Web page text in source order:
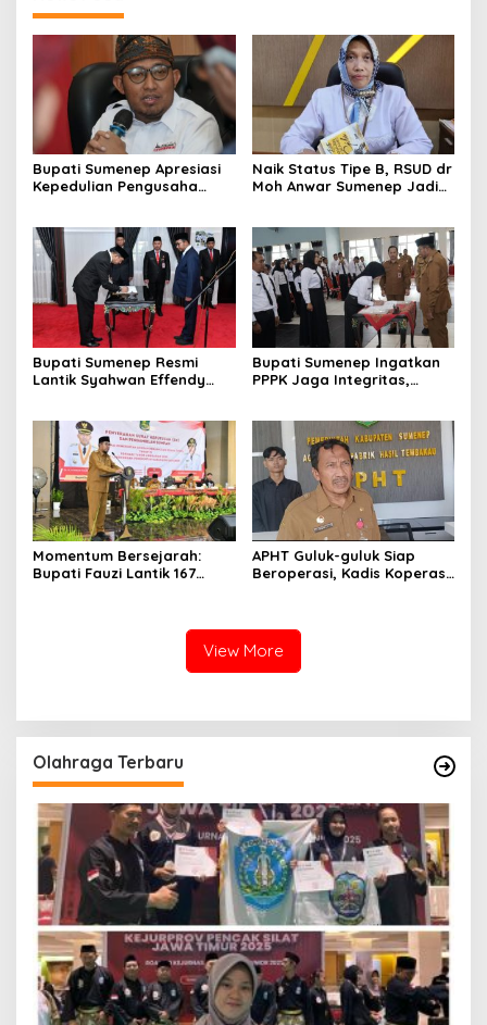
Bupati Sumenep Apresiasi
Kepedulian Pengusaha
Naik Status Tipe B, RSUD dr
Moh Anwar Sumenep Jadi
Bupati Sumenep Resmi
Lantik Syahwan Effendy
Bupati Sumenep Ingatkan
PPPK Jaga Integritas,
Online
Momentum Bersejarah:
Bupati Fauzi Lantik 167
APHT Guluk-guluk Siap
Beroperasi, Kadis Koperasi
View More
Olahraga Terbaru